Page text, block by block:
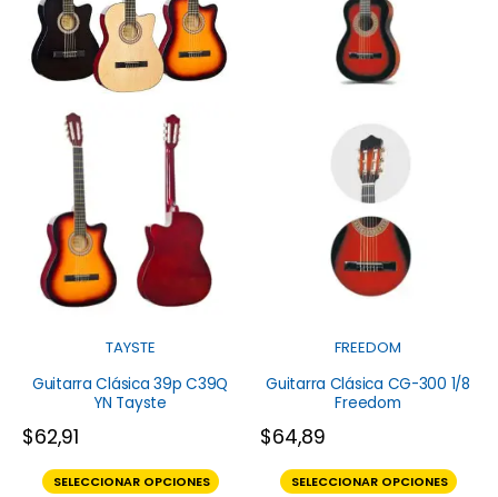
TAYSTE
Guitarra Clásica 39p C39Q
YN Tayste
$62,91
SELECCIONAR OPCIONES
FREEDOM
Guitarra Clásica CG-300 1/8
Freedom
$64,89
SELECCIONAR OPCIONES